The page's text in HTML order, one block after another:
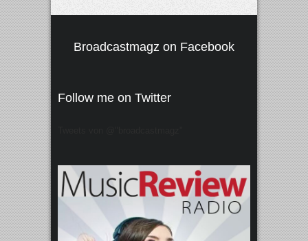
Broadcastmagz on Facebook
Follow me on Twitter